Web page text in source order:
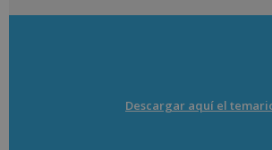
Descargar aquí el